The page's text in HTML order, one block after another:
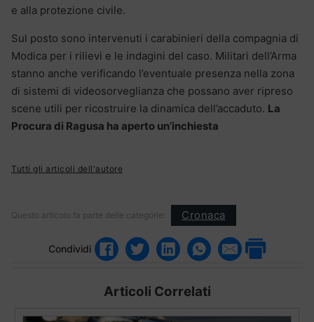
e alla protezione civile.
Sul posto sono intervenuti i carabinieri della compagnia di
Modica per i rilievi e le indagini del caso. Militari dell’Arma
stanno anche verificando l’eventuale presenza nella zona
di sistemi di videosorveglianza che possano aver ripreso
scene utili per ricostruire la dinamica dell’accaduto. La
Procura di Ragusa ha aperto un’inchiesta
Tutti gli articoli dell'autore
Questo articolo fa parte delle categorie: Cronaca
Condividi
Articoli Correlati